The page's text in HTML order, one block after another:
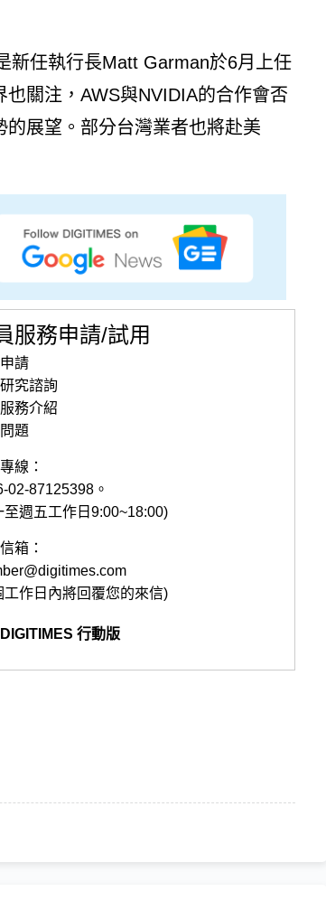
新任執行長Matt Garman於6月上任
關注，AWS與NVIDIA的合作會否
展望。部分台灣業者也將赴美
服務申請/試用
請
究諮詢
務介紹
題
線：
02-87125398。
至週五工作日9:00~18:00)
箱：
工作日內將回覆您的來信)
行動版